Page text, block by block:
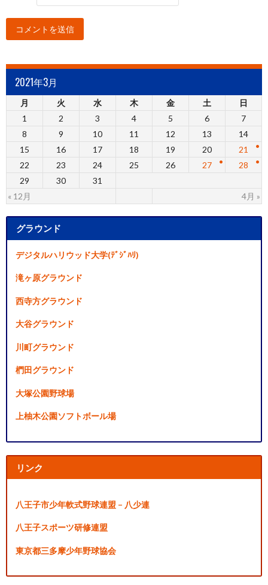
2021年3月
月 火 水 木 金 土 日
« 12月 4月 »
1 2 3 4 5 6
7
8
9 10 11 12 13
14
15
16 17 18 19 20
21
22
23 24 25 26 27
28
29
30 31
グラウンド
デジタルハリウッド大学(ﾃﾞｼﾞﾊﾘ)
滝ヶ原グラウンド
西寺方グラウンド
大谷グラウンド
川町グラウンド
椚田グラウンド
大塚公園野球場
上柚木公園ソフトボール場
リンク
八王子市少年軟式野球連盟 – 八少連
八王子スポーツ研修連盟
東京都三多摩少年野球協会